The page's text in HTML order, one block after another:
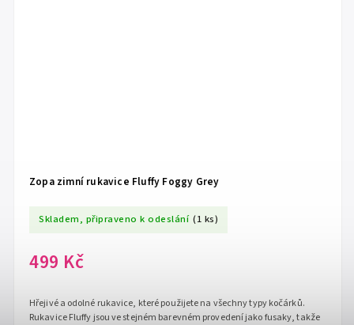
Zopa zimní rukavice Fluffy Foggy Grey
Skladem, připraveno k odeslání (1 ks)
499 Kč
Hřejivé a odolné rukavice, které použijete na všechny typy kočárků.
Rukavice Fluffy jsou ve stejném barevném provedení jako fusaky, takže